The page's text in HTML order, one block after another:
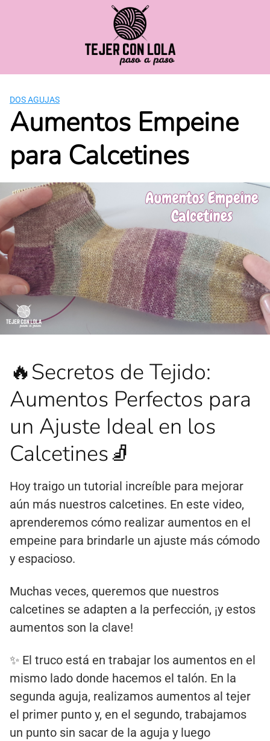
DOS AGUJAS
Aumentos Empeine
para Calcetines
🔥Secretos de Tejido:
Aumentos Perfectos para
un Ajuste Ideal en los
Calcetines🧦
Hoy traigo un tutorial increíble para mejorar
aún más nuestros calcetines. En este video,
aprenderemos cómo realizar aumentos en el
empeine para brindarle un ajuste más cómodo
y espacioso.
Muchas veces, queremos que nuestros
calcetines se adapten a la perfección, ¡y estos
aumentos son la clave!
✨ El truco está en trabajar los aumentos en el
mismo lado donde hacemos el talón. En la
segunda aguja, realizamos aumentos al tejer
el primer punto y, en el segundo, trabajamos
un punto sin sacar de la aguja y luego